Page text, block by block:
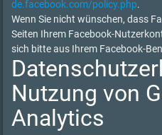
de.facebook.com/policy.php.
Wenn Sie nicht wünschen, dass
Seiten Ihrem Facebook-
sich bitte aus Ihrem Facebook-
Nutzung von
Analytics